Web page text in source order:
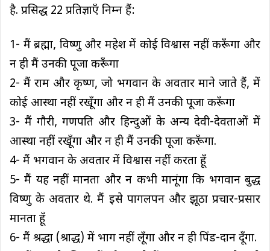
है. प्रसिद्ध 22 प्रतिज्ञाएँ निम्न हैं:
1- मैं ब्रह्मा, विष्णु और महेश में कोई विश्वास नहीं करूँगा और
न ही मैं उनकी पूजा करूँगा
2- मैं राम और कृष्ण, जो भगवान के अवतार माने जाते हैं, में
कोई आस्था नहीं रखूँगा और न ही मैं उनकी पूजा करूँगा
3- मैं गौरी, गणपति और हिन्दुओं के अन्य देवी-देवताओं में
आस्था नहीं रखूँगा और न ही मैं उनकी पूजा करूँगा.
4- मैं भगवान के अवतार में विश्वास नहीं करता हूँ
5- मैं यह नहीं मानता और न कभी मानूंगा कि भगवान बुद्ध
विष्णु के अवतार थे. मैं इसे पागलपन और झूठा प्रचार-प्रसार
मानता हूँ
6- मैं श्रद्धा (श्राद्ध) में भाग नहीं लूँगा और न ही पिंड-दान दूँगा.